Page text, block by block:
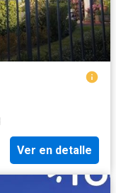
Ver en detalle